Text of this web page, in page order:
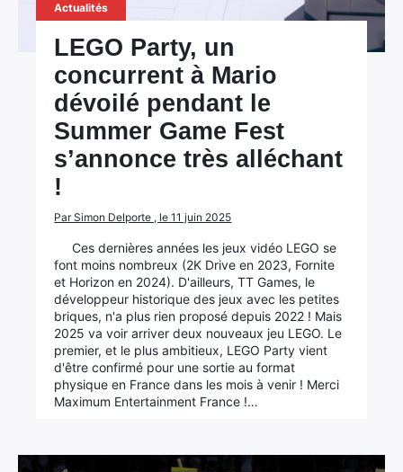
Actualités
LEGO Party, un
concurrent à Mario
dévoilé pendant le
Summer Game Fest
s’annonce très alléchant
!
Par Simon Delporte , le 11 juin 2025
Ces dernières années les jeux vidéo LEGO se
font moins nombreux (2K Drive en 2023, Fornite
et Horizon en 2024). D'ailleurs, TT Games, le
développeur historique des jeux avec les petites
briques, n'a plus rien proposé depuis 2022 ! Mais
2025 va voir arriver deux nouveaux jeu LEGO. Le
premier, et le plus ambitieux, LEGO Party vient
d'être confirmé pour une sortie au format
physique en France dans les mois à venir ! Merci
Maximum Entertainment France !…